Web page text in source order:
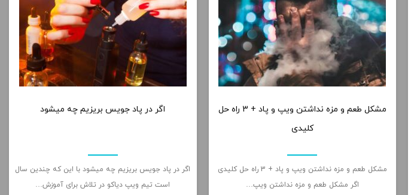
مشکل طعم و مزه نداشتن ویپ و پاد + 3 راه حل
کلیدی
مشکل طعم و مزه نداشتن ویپ و پاد + 3 راه حل کلیدی
اگر مشکل طعم و مزه نداشتن ویپ…
اگر در پاد جویس بریزیم چه میشود
اگر در پاد جویس بریزیم چه میشود با این که چندین سال
است تیم ویپ دیاکو در تلاش برای آموزش…